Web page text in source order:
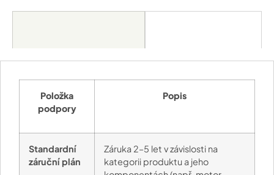
Položka
podpory
Popis
Standardní
záruční plán
Záruka 2–5 let v závislosti na
kategorii produktu a jeho